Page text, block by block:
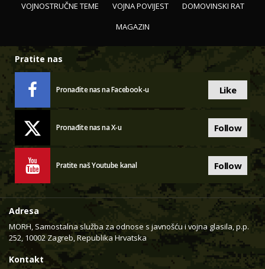
VOJNOSTRUČNE TEME
VOJNA POVIJEST
DOMOVINSKI RAT
MAGAZIN
Pratite nas
Pronađite nas na Facebook-u Like
Pronađite nas na X-u Follow
Pratite naš Youtube kanal Follow
Adresa
MORH, Samostalna služba za odnose s javnošću i vojna glasila, p.p.
252, 10002 Zagreb, Republika Hrvatska
Kontakt